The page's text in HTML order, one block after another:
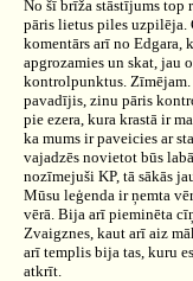
No šī brīža stāstījums top
pāris lietus piles uzpilēja.
komentārs arī no Edgara,
apgrozamies un skat, jau
kontrolpunktus. Zīmējam.
pavadījis, zinu pāris
pie ezera, kura krastā ir
ka mums ir paveicies ar
vajadzēs novietot būs
nozīmejuši KP, tā sākās
Mūsu leģenda ir ņemta
vērā. Bija arī pieminēta
Zvaigznes, kaut arī aiz
arī templis bija tas, kuru
atkrīt.